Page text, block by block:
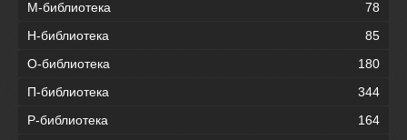
М-библиотека
78
Н-библиотека
85
О-библиотека
180
П-библиотека
344
Р-библиотека
164